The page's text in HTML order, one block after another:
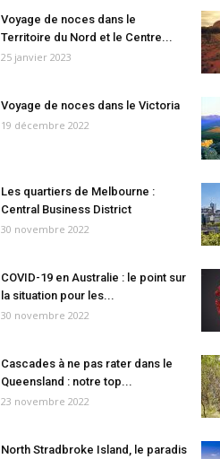
Voyage de noces dans le
Territoire du Nord et le Centre...
25 janvier 2023
Voyage de noces dans le Victoria
19 décembre 2022
Les quartiers de Melbourne :
Central Business District
30 novembre 2022
COVID-19 en Australie : le point sur
la situation pour les...
30 novembre 2022
Cascades à ne pas rater dans le
Queensland : notre top...
23 novembre 2022
North Stradbroke Island, le paradis